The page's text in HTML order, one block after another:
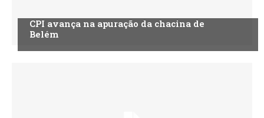
CPI avança na apuração da chacina de
Belém